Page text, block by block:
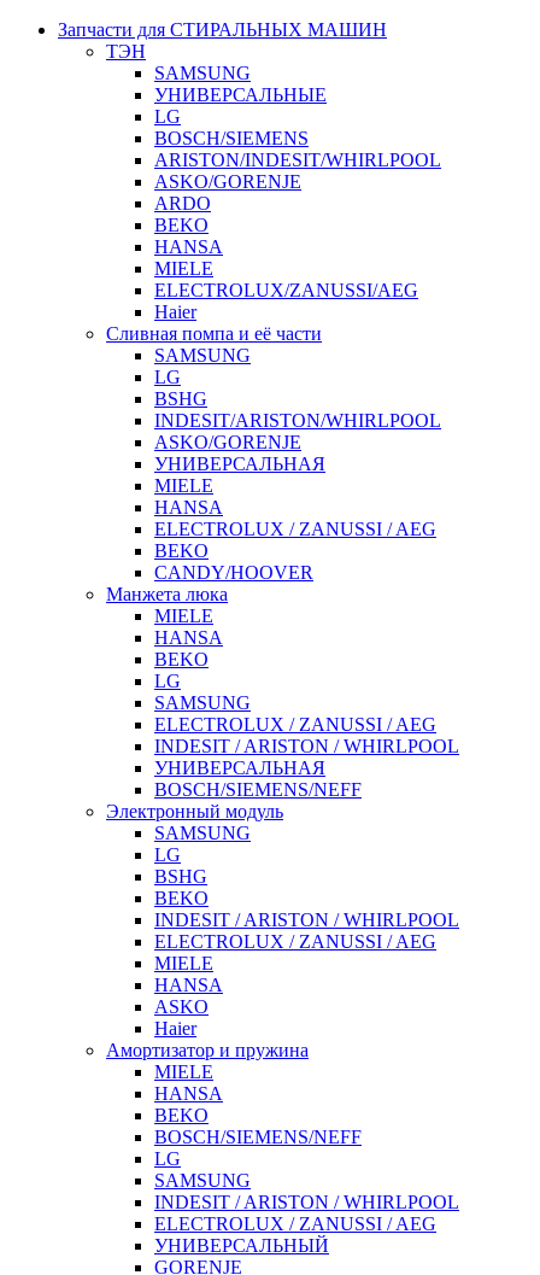
Запчасти для СТИРАЛЬНЫХ МАШИН
ТЭН
SAMSUNG
УНИВЕРСАЛЬНЫЕ
LG
BOSCH/SIEMENS
ARISTON/INDESIT/WHIRLPOOL
ASKO/GORENJE
ARDO
BEKO
HANSA
MIELE
ELECTROLUX/ZANUSSI/AEG
Haier
Сливная помпа и её части
SAMSUNG
LG
BSHG
INDESIT/ARISTON/WHIRLPOOL
ASKO/GORENJE
УНИВЕРСАЛЬНАЯ
MIELE
HANSA
ELECTROLUX / ZANUSSI / AEG
BEKO
CANDY/HOOVER
Манжета люка
MIELE
HANSA
BEKO
LG
SAMSUNG
ELECTROLUX / ZANUSSI / AEG
INDESIT / ARISTON / WHIRLPOOL
УНИВЕРСАЛЬНАЯ
BOSCH/SIEMENS/NEFF
Электронный модуль
SAMSUNG
LG
BSHG
BEKO
INDESIT / ARISTON / WHIRLPOOL
ELECTROLUX / ZANUSSI / AEG
MIELE
HANSA
ASKO
Haier
Амортизатор и пружина
MIELE
HANSA
BEKO
BOSCH/SIEMENS/NEFF
LG
SAMSUNG
INDESIT / ARISTON / WHIRLPOOL
ELECTROLUX / ZANUSSI / AEG
УНИВЕРСАЛЬНЫЙ
GORENJE